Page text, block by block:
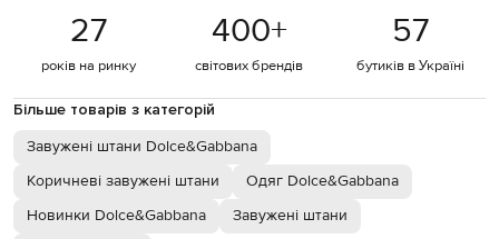
27
років на ринку
400+
світових брендів
57
бутиків в Україні
Більше товарів з категорій
Завужені штани Dolce&Gabbana
Коричневі завужені штани
Одяг Dolce&Gabbana
Новинки Dolce&Gabbana
Завужені штани